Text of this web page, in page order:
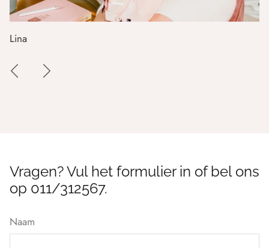
Lina
Vragen? Vul het formulier in of bel ons
op 011/312567.
Naam